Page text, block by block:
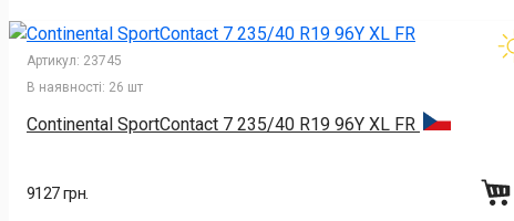
Артикул: 23745
В наявності: 26 шт
Continental SportContact 7 235/40 R19 96Y XL FR
9127 грн.